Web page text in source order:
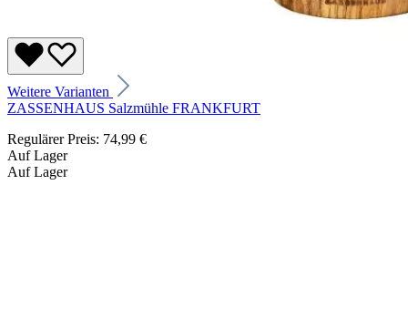
Weitere Varianten
ZASSENHAUS Salzmühle FRANKFURT
Regulärer Preis: 74,99 €
Auf Lager
Auf Lager